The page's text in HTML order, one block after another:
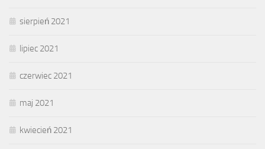
sierpień 2021
lipiec 2021
czerwiec 2021
maj 2021
kwiecień 2021